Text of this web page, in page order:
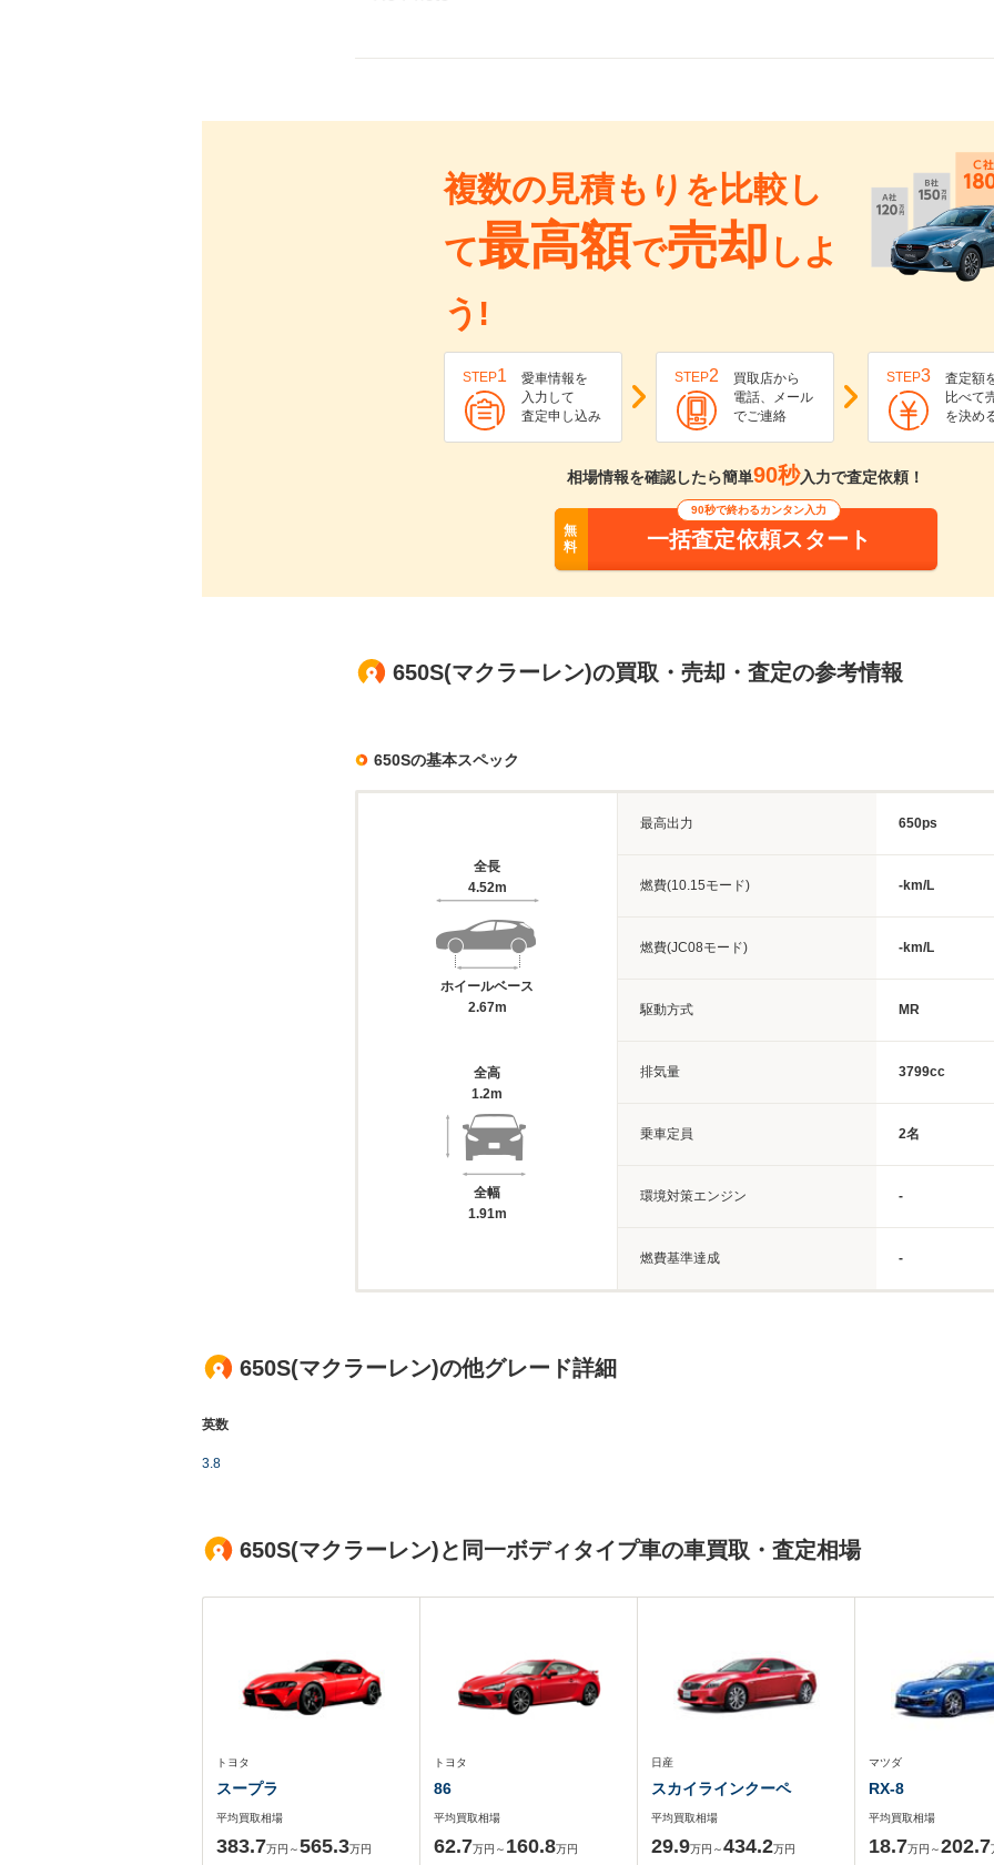
複数の見積もりを比較し
て最高額で売却 しよ
う!
STEP1
愛車情報を
入力して
査定申し込み
STEP2
買取店から
電話、メール
でご連絡
STEP3
査定額
比べて
を決め
相場情報を確認したら簡単90秒入力で査定依頼！
無
料
90秒で終わるカンタン入力
一括査定依頼スタート
650S(マクラーレン)の買取・売却・査定の参考情報
650Sの基本スペック
全長
4.52m
ホイールベース
2.67m
全高
1.2m
全幅
1.91m
最高出力 650ps
燃費(10.15モード) -km/L
燃費(JC08モード) -km/L
駆動方式 MR
排気量 3799cc
乗車定員 2名
環境対策エンジン -
燃費基準達成 -
650S(マクラーレン)の他グレード詳細
英数
3.8
650S(マクラーレン)と同一ボディタイプ車の車買取・査定相場
トヨタ
スープラ
平均買取相場
383.7万円～565.3万円
トヨタ
86
平均買取相場
62.7万円～ 160.8万円
日産
スカイラインクーペ
平均買取相場
29.9万円～434.2万円
マツダ
RX-8
平均買取相場
18.7万円～202.7